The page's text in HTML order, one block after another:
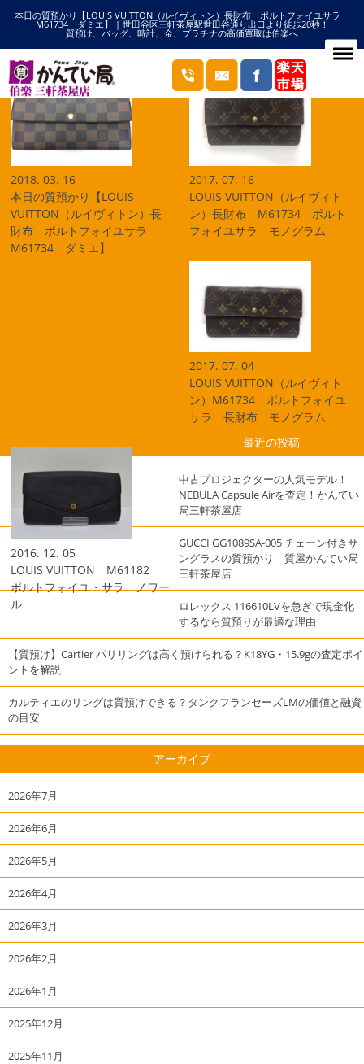
本日の質預かり【LOUIS VUITTON（ルイヴィトン）長財布 ポルトフォイユサラ
M61734 ダミエ】 | 世田谷区三軒茶屋駅世田谷通り出口より徒歩20秒！
質預け、バッグ、時計、金、プラチナの高価買取は伯楽へ
HOME ポルトフォイユサラの記事一覧
ブログ
2018. 03. 16
本日の質預かり【LOUIS
VUITTON（ルイヴィトン）長
財布 ポルトフォイユサラ
M61734 ダミエ】
2017. 07. 16
LOUIS VUITTON（ルイヴィト
ン）長財布 M61734 ポルト
フォイユサラ モノグラム
2017. 07. 04
LOUIS VUITTON（ルイヴィト
ン）M61734 ポルトフォイユ
サラ 長財布 モノグラム
2016. 12. 05
LOUIS VUITTON M61182
ポルトフォイユ・サラ ノワー
ル
最近の投稿
中古プロジェクターの人気モデル！
NEBULA Capsule Airを査定！かんてい
局三軒茶屋店
GUCCI GG1089SA-005 チェーン付きサ
ングラスの質預かり｜質屋かんてい局
三軒茶屋店
ロレックス 116610LVを急ぎで現金化
するなら質預りが最適な理由
【質預け】Cartier パリリングは高く預けられる？K18YG・15.9gの査定ポイ
ントを解説
カルティエのリングは質預けできる？タンクフランセーズLMの価値と融資
の目安
アーカイブ
2026年7月
2026年6月
2026年5月
2026年4月
2026年3月
2026年2月
2026年1月
2025年12月
2025年11月